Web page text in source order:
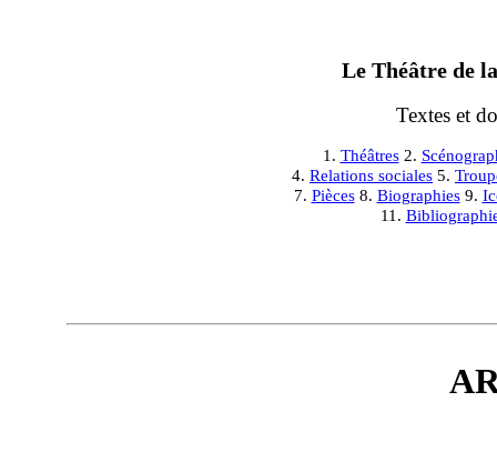
Le Théâtre de
Textes et
1. Théâtres2.
4. Relations sociales 5.
7. Pièces8. Biographies9.
11.